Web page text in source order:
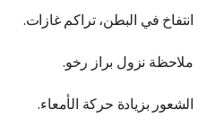
انتفاخ في البطن، تراكم غازات.
ملاحظة نزول براز رخو.
الشعور بزيادة حركة الأمعاء.